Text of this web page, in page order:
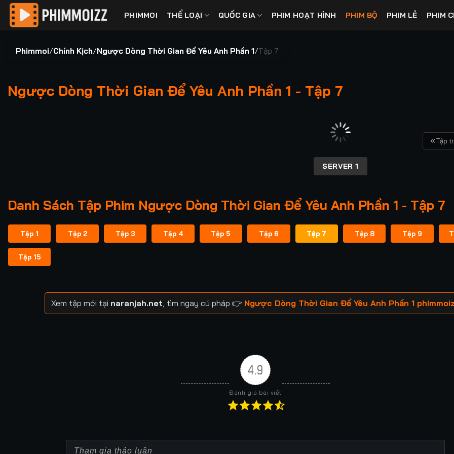
qua
PHIMMOI THỂ LOẠI QUỐC GIA PHIM HOẠT HÌNH PHIM BỘ PHIM LẺ PHIM
Phimmoi/Chính Kịch/Ngược Dòng Thời Gian Để Yêu Anh Phần 1/Tập 7
Ngược Dòng Thời Gian Để Yêu Anh Phần 1 - Tập 7
Tập
SERVER 1
Danh Sách Tập Phim Ngược Dòng Thời Gian Để Yêu Anh Phần 1 - Tập 7
Tập 1 Tập 2 Tập 3 Tập 4 Tập 5 Tập 6 Tập 7 Tập 8 Tập 9
Tập 15
Xem tập mới tại naranjah.net , tìm ngay cú pháp 👉 Ngược Dòng Thời Gian Để Yêu Anh Phần 1
4.9
Đánh giá bài viết